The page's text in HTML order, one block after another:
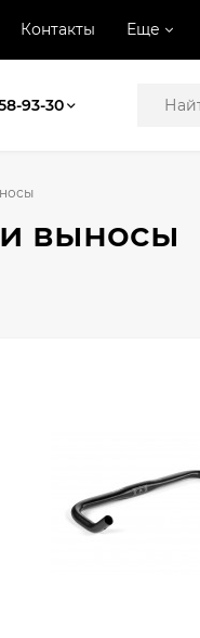
Контакты Еще
93-30
выносы